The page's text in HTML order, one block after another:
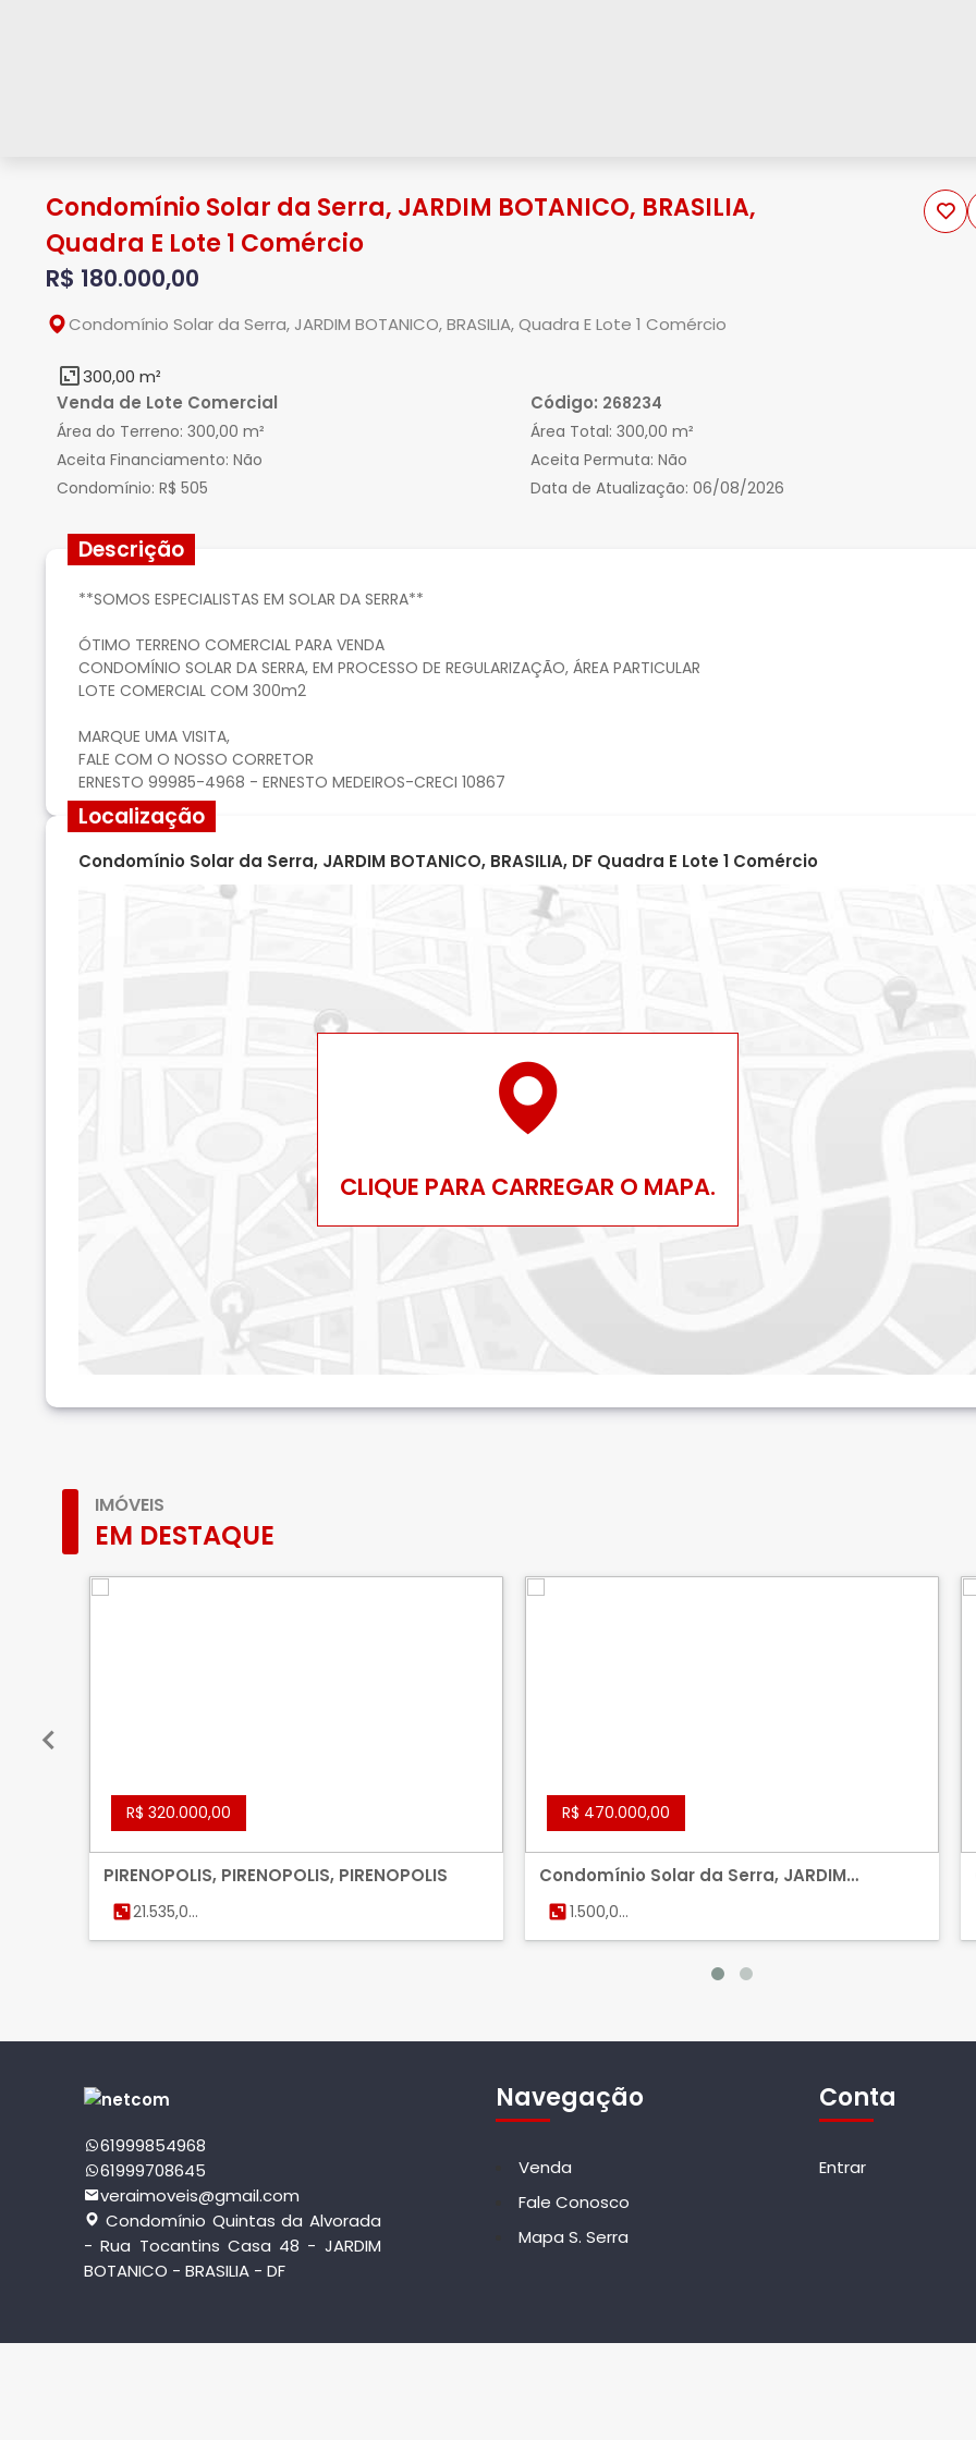
Condomínio Solar da Serra, JARDIM BOTANICO, BRASILIA,
Quadra E Lote 1 Comércio
R$ 180.000,00
Condomínio Solar da Serra, JARDIM BOTANICO, BRASILIA, Quadra E Lote 1 Comércio
300,00 m²
Venda de Lote Comercial
Código: 268234
Área do Terreno: 300,00 m² Área Total:300,00 m²
Aceita Financiamento: Não Aceita Permuta:Não
Condomínio: R$ 505 Data de Atualização:06/08/2026
Descrição
**SOMOS ESPECIALISTAS EM SOLAR DA SERRA**
ÓTIMO TERRENO COMERCIAL PARA VENDA
CONDOMÍNIO SOLAR DA SERRA, EM PROCESSO DE REGULARIZAÇÃO, ÁREA PARTICULAR
LOTE COMERCIAL COM 300m2
MARQUE UMA VISITA,
FALE COM O NOSSO CORRETOR
Localização
Condomínio Solar da Serra, JARDIM BOTANICO, BRASILIA, DF Quadra E Lote 1 Comércio
CLIQUE PARA CARREGAR O MAPA.
IMÓVEIS
EM DESTAQUE
R$ 320.000,00
PIRENOPOLIS, PIRENOPOLIS, PIRENOPOLIS
21.535,00
m²
R$ 470.000,00
Condomínio Solar da Serra, JARDIM
BOTANICO, BRASILIA
1.500,00
m²
61999854968
61999708645
veraimoveis@gmail.com
Condomínio Quintas da Alvorada
- Rua Tocantins Casa 48 - JARDIM
BOTANICO - BRASILIA - DF
Navegação
Venda
Fale Conosco
Mapa S. Serra
Conta
Entrar